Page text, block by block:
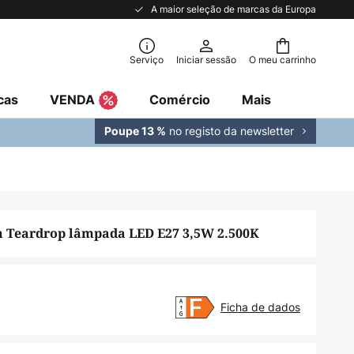
A maior seleção de marcas da Europa
O meu carrinho
Serviço Iniciar sessão
VENDA Comércio Mais
Poupe 13 % no registo da newsletter
Teardrop lâmpada LED E27 3,5W 2.500K
Ficha de dados